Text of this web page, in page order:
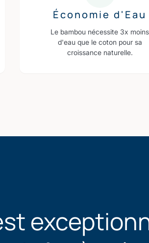
Économie d'Eau
Le bambou nécessite 3x moins
d'eau que le coton pour sa
croissance naturelle.